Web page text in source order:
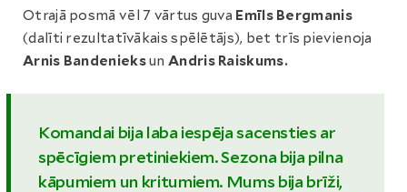
Otrajā posmā vēl 7 vārtus guva Emīls Bergmanis
(dalīti rezultatīvākais spēlētājs), bet trīs pievienoja
Arnis BandenieksunAndris Raiskums.
Komandai bija laba iespēja sacensties ar
spēcīgiem pretiniekiem. Sezona bija pilna
kāpumiem un kritumiem. Mums bija brīži,